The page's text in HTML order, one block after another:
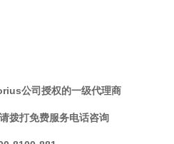
公司授权的一级代理商
拨打免费服务电话咨询